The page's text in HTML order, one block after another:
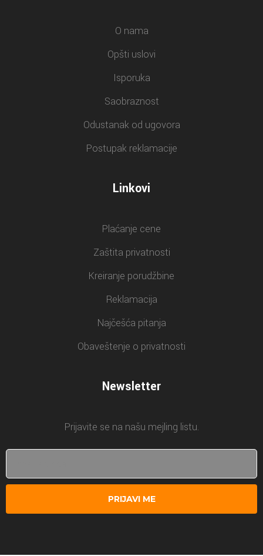
O nama
Opšti uslovi
Isporuka
Saobraznost
Odustanak od ugovora
Postupak reklamacije
Linkovi
Plaćanje cene
Zaštita privatnosti
Kreiranje porudžbine
Reklamacija
Najčešća pitanja
Obaveštenje o privatnosti
Newsletter
Prijavite se na našu mejling listu.
PRIJAVI ME